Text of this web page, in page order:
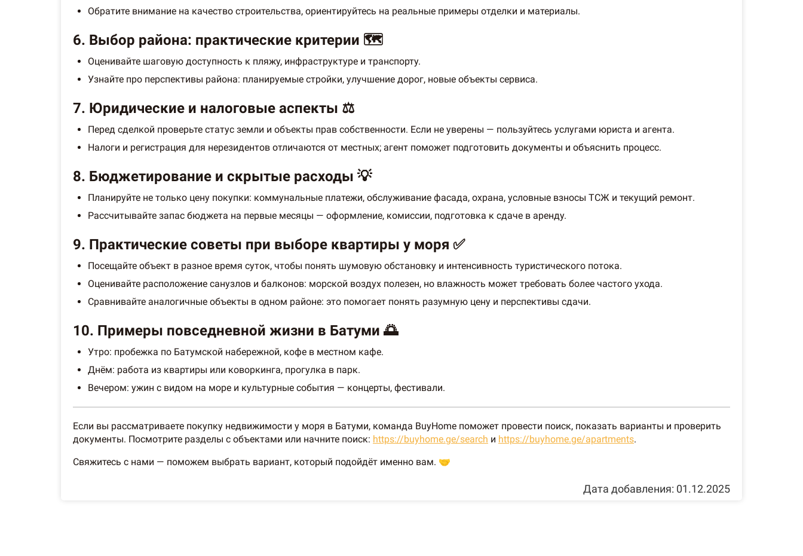
Обратите внимание на качество строительства, ориентируйтесь на реальные примеры отделки и материалы.
6. Выбор района: практические критерии 🗺️
Оценивайте шаговую доступность к пляжу, инфраструктуре и транспорту.
Узнайте про перспективы района: планируемые стройки, улучшение дорог, новые объекты сервиса.
7. Юридические и налоговые аспекты ⚖️
Перед сделкой проверьте статус земли и объекты прав собственности. Если не уверены — пользуйтесь услугами юриста и агента.
Налоги и регистрация для нерезидентов отличаются от местных; агент поможет подготовить документы и объяснить процесс.
8. Бюджетирование и скрытые расходы 💡
Планируйте не только цену покупки: коммунальные платежи, обслуживание фасада, охрана, условные взносы ТСЖ и текущий ремонт.
Рассчитывайте запас бюджета на первые месяцы — оформление, комиссии, подготовка к сдаче в аренду.
9. Практические советы при выборе квартиры у моря ✅
Посещайте объект в разное время суток, чтобы понять шумовую обстановку и интенсивность туристического потока.
Оценивайте расположение санузлов и балконов: морской воздух полезен, но влажность может требовать более частого ухода.
Сравнивайте аналогичные объекты в одном районе: это помогает понять разумную цену и перспективы сдачи.
10. Примеры повседневной жизни в Батуми 🌅
Утро: пробежка по Батумской набережной, кофе в местном кафе.
Днём: работа из квартиры или коворкинга, прогулка в парк.
Вечером: ужин с видом на море и культурные события — концерты, фестивали.
Если вы рассматриваете покупку недвижимости у моря в Батуми, команда BuyHome поможет провести поиск, показать варианты и проверить
документы. Посмотрите разделы с объектами или начните поиск: https://buyhome.ge/search и https://buyhome.ge/apartments.
Свяжитесь с нами — поможем выбрать вариант, который подойдёт именно вам. 🤝
Дата добавления: 01.12.2025